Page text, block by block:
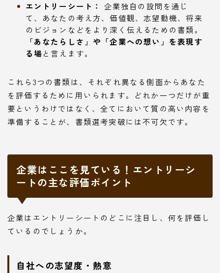
エントリーシート：
企業独自の設問を通じ
て、あなたの考え方、価値観、志望動機、将来
のビジョンなどをより深く伝えるための書類。
「あなたらしさ」や「企業への想い」を表現す
る場と言えます。
これら3つの書類は、それぞれ異なる側面からあなた
を評価するために用いられます。どれか一つだけが重
要というわけではなく、全てにおいて質の高い内容を
準備することが、書類選考突破には不可欠です。
企業はここを見ている！エントリーシ
ートの主な評価ポイント
企業はエントリーシートのどこに注目し、何を評価し
ているのでしょうか。
自社への志望度・熱意